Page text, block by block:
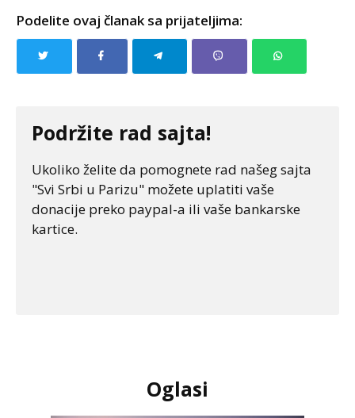
Podelite ovaj članak sa prijateljima:
Podržite rad sajta!
Ukoliko želite da pomognete rad našeg sajta
"Svi Srbi u Parizu" možete uplatiti vaše
donacije preko paypal-a ili vaše bankarske
kartice.
Oglasi